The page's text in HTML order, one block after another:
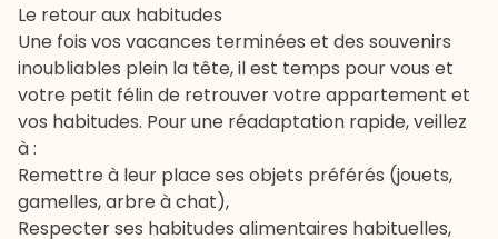
Le retour aux habitudes
Une fois vos vacances terminées et des souvenirs
inoubliables plein la tête, il est temps pour vous et
votre petit félin de retrouver votre appartement et
vos habitudes. Pour une réadaptation rapide, veillez
à :
Remettre à leur place ses objets préférés (jouets,
gamelles, arbre à chat),
Respecter ses habitudes alimentaires habituelles,